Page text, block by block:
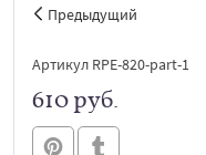
Предыдущий
Артикул RPE-820-part-1
610 руб.